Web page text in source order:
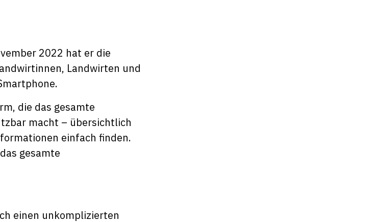
2022 hat er die
Landwirten und
die das gesamte
macht – übersichtlich
einfach finden.
gesamte
einen unkomplizierten